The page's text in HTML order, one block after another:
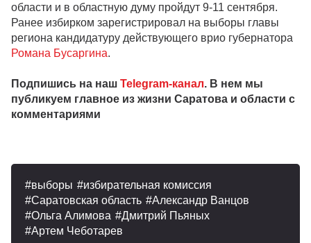
области и в областную думу пройдут 9-11 сентября.
Ранее избирком зарегистрировал на выборы главы
региона кандидатуру действующего врио губернатора
Романа Бусаргина.
Подпишись на наш Telegram-канал. В нем мы
публикуем главное из жизни Саратова и области с
комментариями
выборы
избирательная комиссия
Саратовская область
Александр Ванцов
Ольга Алимова
Дмитрий Пьяных
Артем Чеботарев